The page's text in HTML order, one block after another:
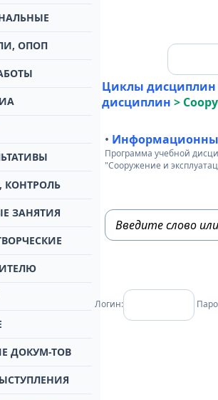
ОПОП
КОНТРОЛЬ
ЗАНЯТИЯ
ДОКУМ-ТОВ
Циклы дисциплин
дисциплин >
•
Программа учебной
"Сооружение и
Логин: